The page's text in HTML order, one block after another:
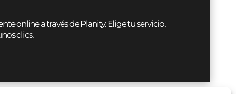
online a través de Planity. Elige tu servicio,
clics.